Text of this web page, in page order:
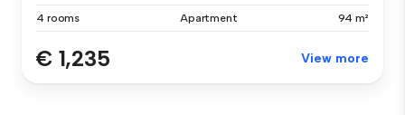
4 rooms Apartment 94 m²
€ 1,235 View more